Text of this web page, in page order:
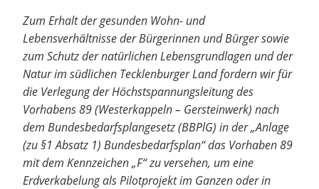
Zum Erhalt der gesunden Wohn- und
Lebensverhältnisse der Bürgerinnen und Bürger sowie
zum Schutz der natürlichen Lebensgrundlagen und der
Natur im südlichen Tecklenburger Land fordern wir für
die Verlegung der Höchstspannungsleitung des
Vorhabens 89 (Westerkappeln – Gersteinwerk) nach
dem Bundesbedarfsplangesetz (BBPlG) in der „Anlage
(zu §1 Absatz 1) Bundesbedarfsplan“ das Vorhaben 89
mit dem Kennzeichen „F“ zu versehen, um eine
Erdverkabelung als Pilotprojekt im Ganzen oder in